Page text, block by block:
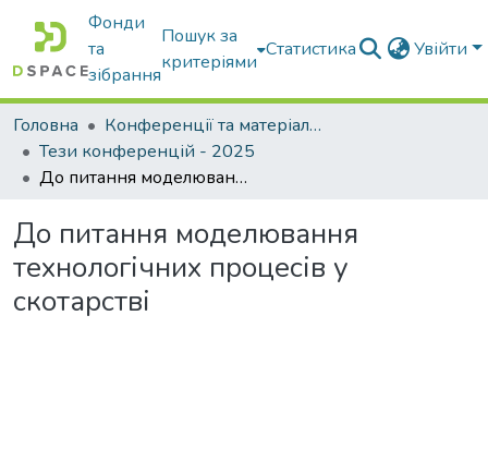
Фонди
та
зібрання
Пошук за
критеріями
Статистика Увійти
Головна
Конференції та матеріали конференцій
Тези конференцій - 2025
До питання моделювання технологічних процесів у скотарстві
До питання моделювання
технологічних процесів у
скотарстві